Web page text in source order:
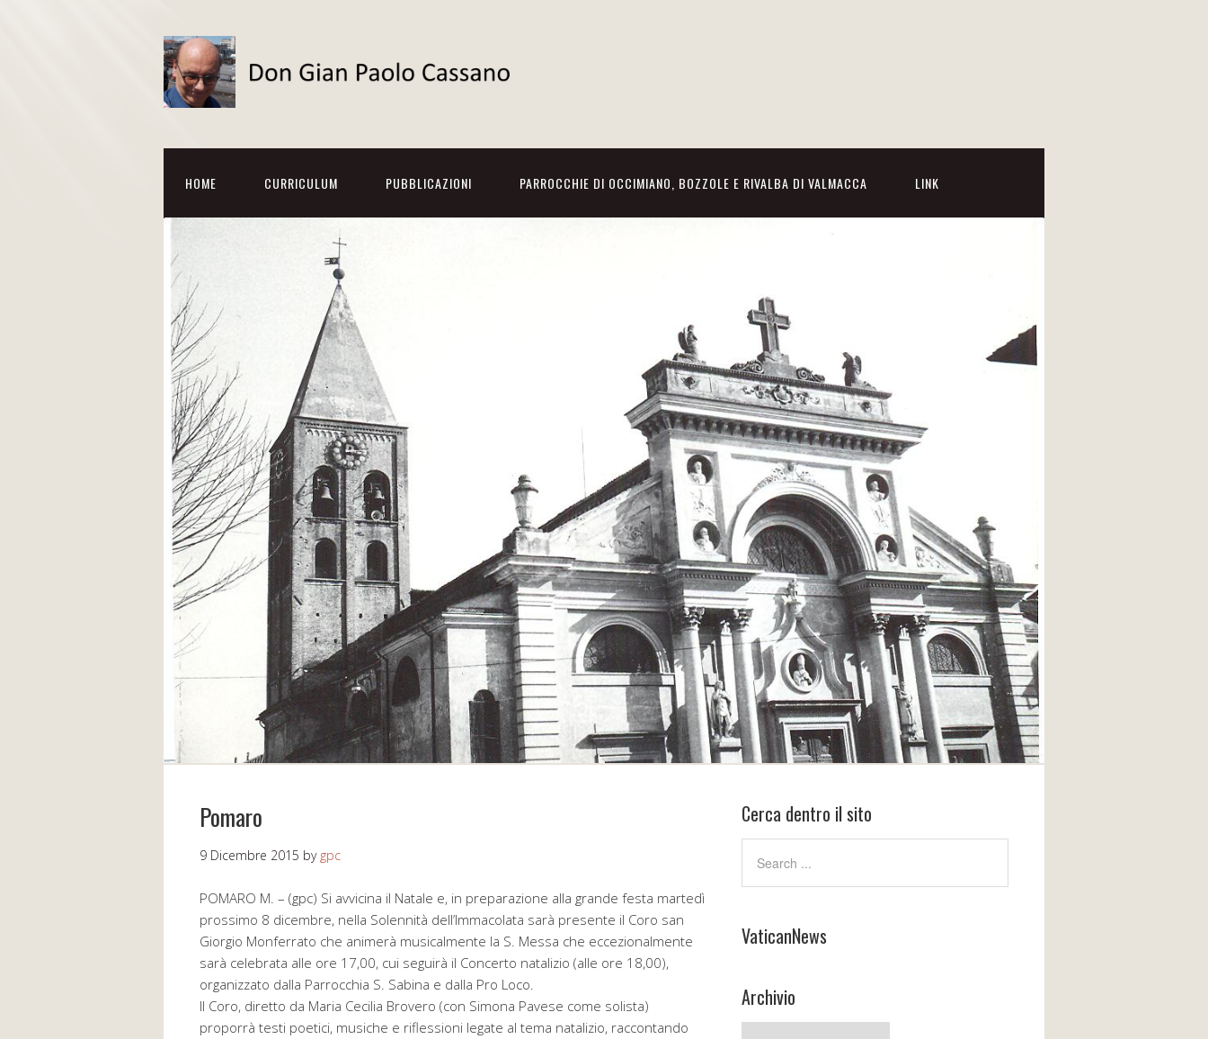
HOME CURRICULUM PUBBLICAZIONI PARROCCHIE DI OCCIMIANO, BOZZOLE E RIVALBA DI VALMACCA LINK
Pomaro
9 Dicembre 2015 by gpc
POMARO M. – (gpc) Si avvicina il Natale e, in preparazione alla grande festa martedì
prossimo 8 dicembre, nella Solennità dell’Immacolata sarà presente il Coro san
Giorgio Monferrato che animerà musicalmente la S. Messa che eccezionalmente
sarà celebrata alle ore 17,00, cui seguirà il Concerto natalizio (alle ore 18,00),
organizzato dalla Parrocchia S. Sabina e dalla Pro Loco.
Il Coro, diretto da Maria Cecilia Brovero (con Simona Pavese come solista)
proporrà testi poetici, musiche e riflessioni legate al tema natalizio, raccontando
Cerca dentro il sito
VaticanNews
Archivio